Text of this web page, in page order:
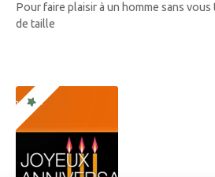
Pour faire plaisir à un homme sans
de taille